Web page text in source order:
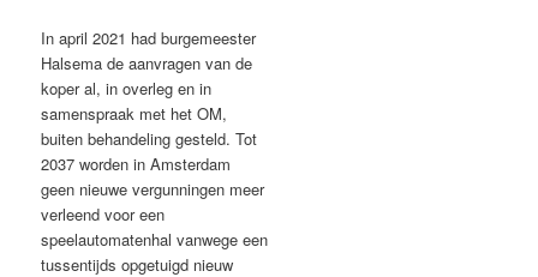
In april 2021 had burgemeester
Halsema de aanvragen van de
koper al, in overleg en in
samenspraak met het OM,
buiten behandeling gesteld. Tot
2037 worden in Amsterdam
geen nieuwe vergunningen meer
verleend voor een
speelautomatenhal vanwege een
tussentijds opgetuigd nieuw